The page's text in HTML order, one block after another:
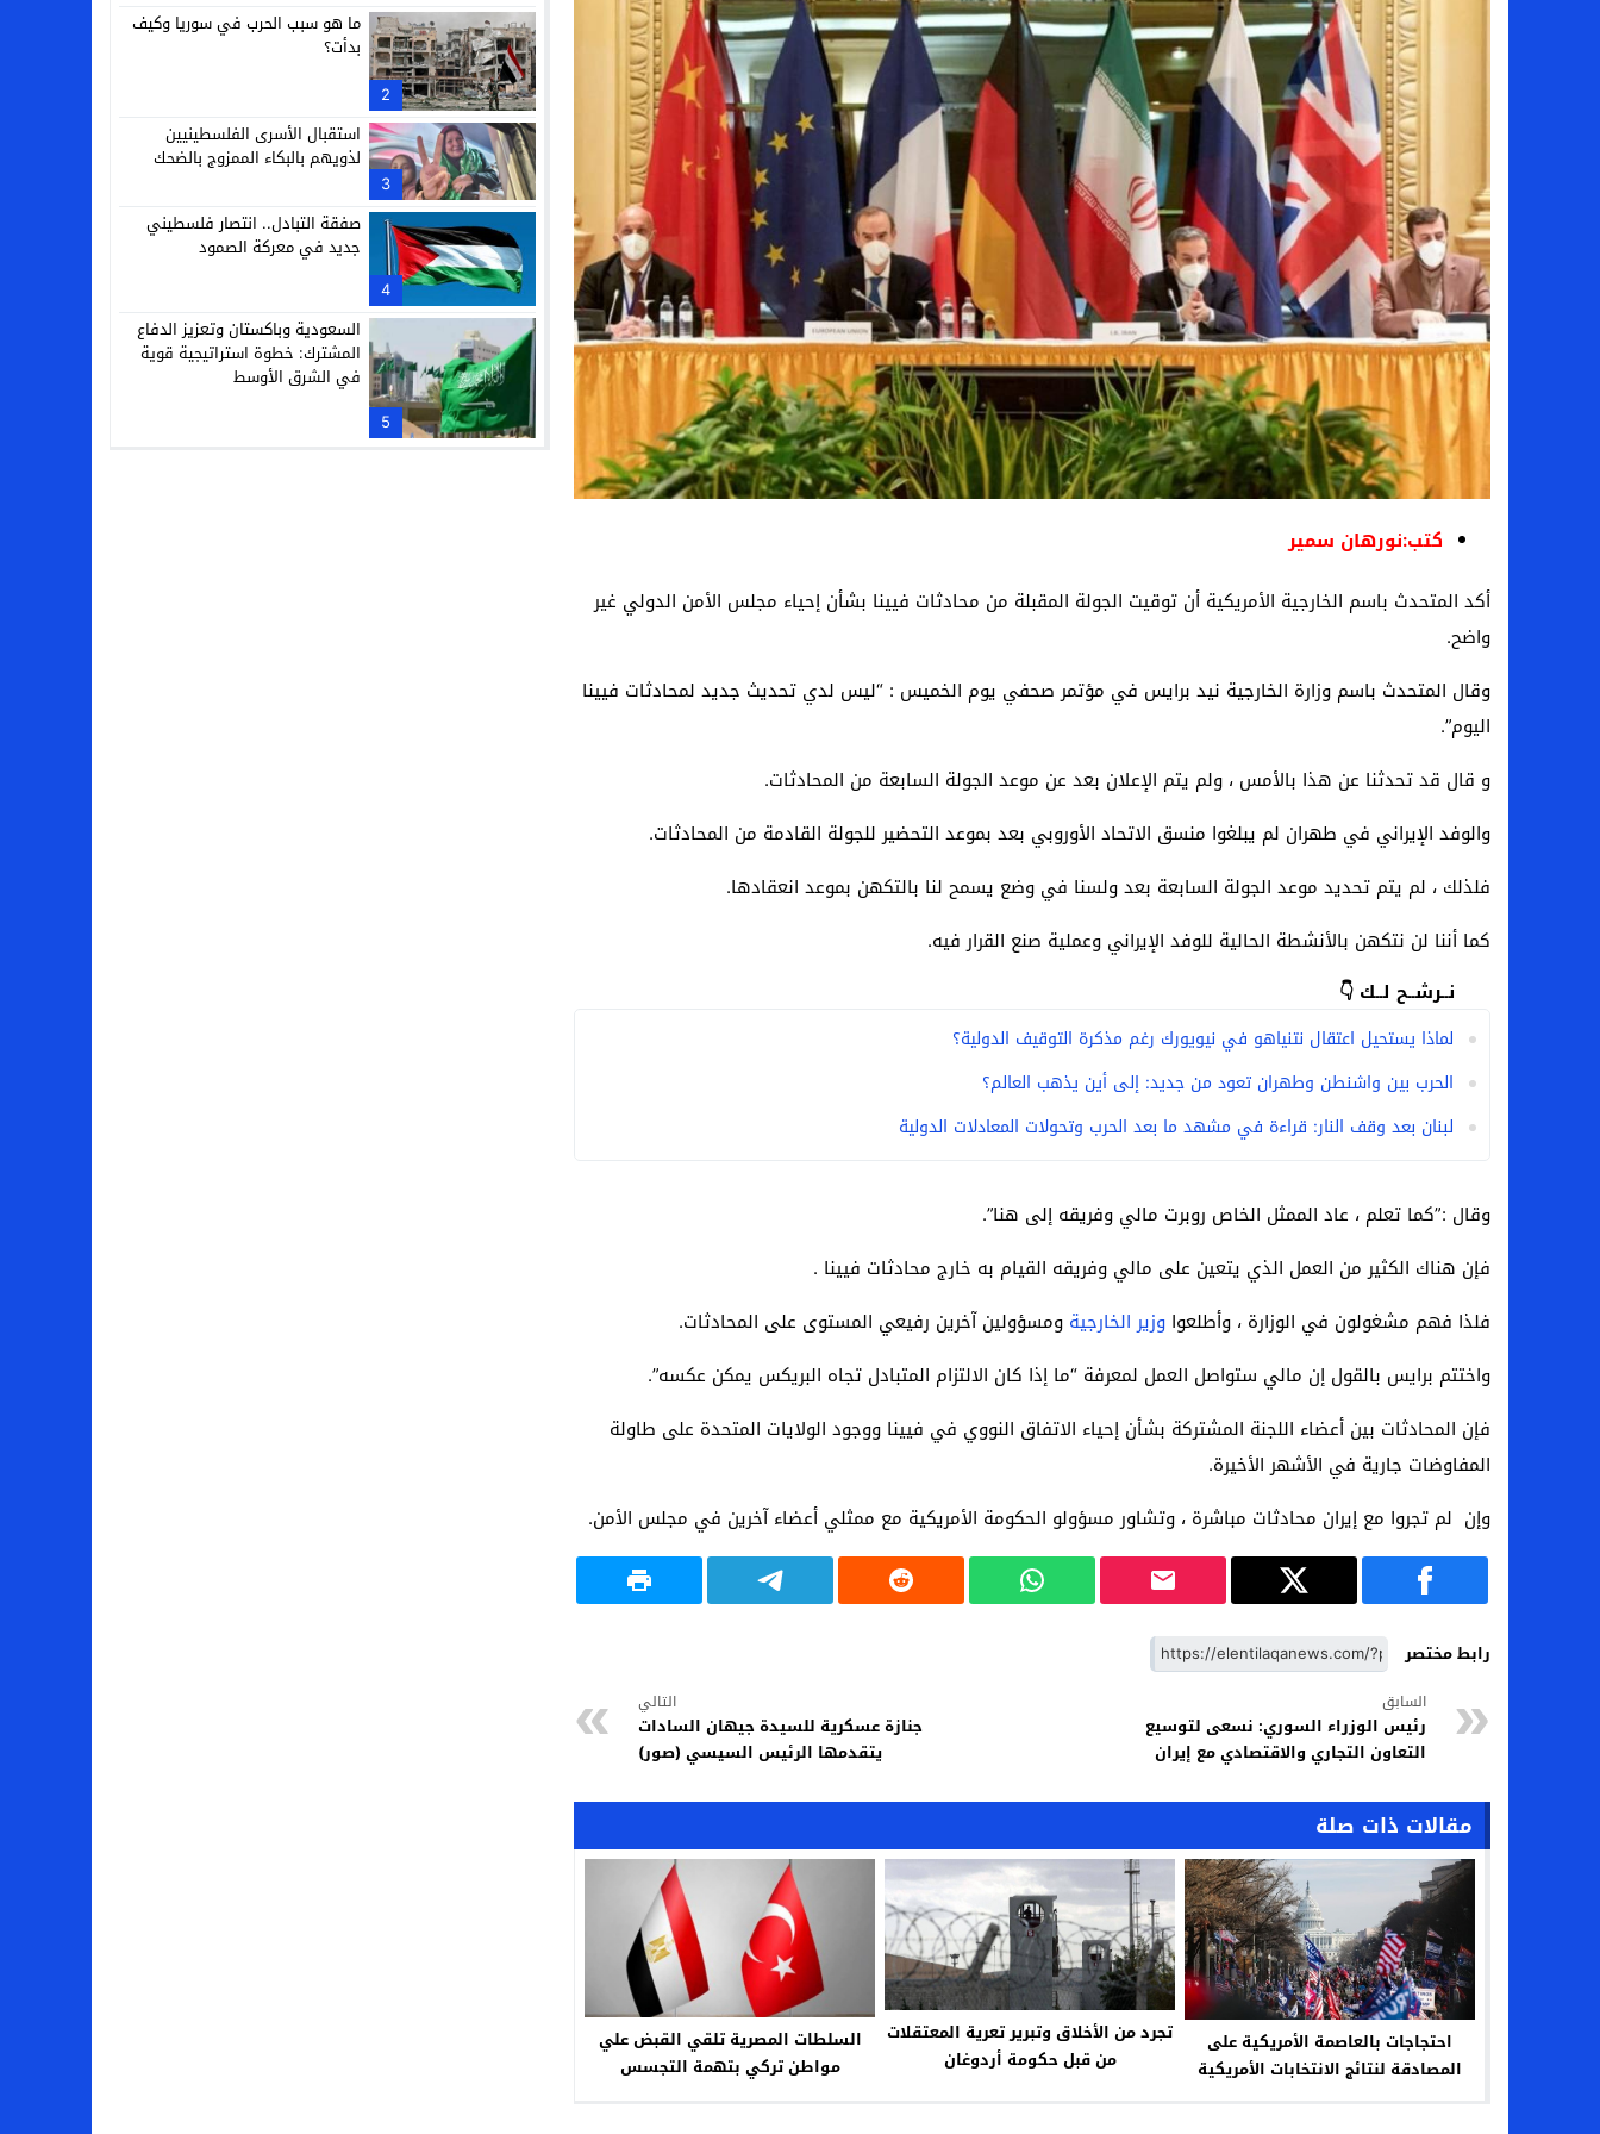
سامو كوستا في معسكر النصر السعودي.. هل انتهت أزمة العالمي المالية؟
إنهاء تعاقد سيف الدين الجزيري مع الزمالك رسميًا
من هي لوز مينديز زوجة إبراهيم دياز بعد خطفها للأنظار؟
الموصل العراقي يعلن ضم المهاجم يوسف أسامة نبيه
كتب:نورهان سمير
أكد المتحدث باسم الخارجية الأمريكية أن توقيت الجولة المقبلة من محادثات فيينا بشأن إحياء مجلس الأمن الدولي غير
واضح.
وقال المتحدث باسم وزارة الخارجية نيد برايس في مؤتمر صحفي يوم الخميس : “ليس لدي تحديث جديد لمحادثات فيينا
اليوم”.
و قال قد تحدثنا عن هذا بالأمس ، ولم يتم الإعلان بعد عن موعد الجولة السابعة من المحادثات.
والوفد الإيراني في طهران لم يبلغوا منسق الاتحاد الأوروبي بعد بموعد التحضير للجولة القادمة من المحادثات.
فلذلك ، لم يتم تحديد موعد الجولة السابعة بعد ولسنا في وضع يسمح لنا بالتكهن بموعد انعقادها.
كما أننا لن نتكهن بالأنشطة الحالية للوفد الإيراني وعملية صنع القرار فيه.
نــرشــح لــك 👇
لماذا يستحيل اعتقال نتنياهو في نيويورك رغم مذكرة التوقيف الدولية؟
الحرب بين واشنطن وطهران تعود من جديد: إلى أين يذهب العالم؟
لبنان بعد وقف النار: قراءة في مشهد ما بعد الحرب وتحولات المعادلات الدولية
وقال :”كما تعلم ، عاد الممثل الخاص روبرت مالي وفريقه إلى هنا”.
فإن هناك الكثير من العمل الذي يتعين على مالي وفريقه القيام به خارج محادثات فيينا .
فلذا فهم مشغولون في الوزارة ، وأطلعوا وزير الخارجية ومسؤولين آخرين رفيعي المستوى على المحادثات.
واختتم برايس بالقول إن مالي ستواصل العمل لمعرفة “ما إذا كان الالتزام المتبادل تجاه البريكس يمكن عكسه”.
فإن المحادثات بين أعضاء اللجنة المشتركة بشأن إحياء الاتفاق النووي في فيينا ووجود الولايات المتحدة على طاولة
المفاوضات جارية في الأشهر الأخيرة.
وإن لم تجروا مع إيران محادثات مباشرة ، وتشاور مسؤولو الحكومة الأمريكية مع ممثلي أعضاء آخرين في مجلس الأمن.
رابط مختصر
السابق
رئيس الوزراء السوري: نسعى لتوسيع
التعاون التجاري والاقتصادي مع إيران
التالي
جنازة عسكرية للسيدة جيهان السادات
يتقدمها الرئيس السيسي (صور)
مقالات ذات صلة
احتجاجات بالعاصمة الأمريكية على
المصادقة لنتائج الانتخابات الأمريكية
تجرد من الأخلاق وتبرير تعرية المعتقلات
من قبل حكومة أردوغان
السلطات المصرية تلقي القبض علي
مواطن تركي بتهمة التجسس
2
ما هو سبب الحرب في سوريا وكيف
بدأت؟
3
استقبال الأسرى الفلسطينيين
لذويهم بالبكاء الممزوج بالضحك
4
صفقة التبادل.. انتصار فلسطيني
جديد في معركة الصمود
5
السعودية وباكستان وتعزيز الدفاع
المشترك: خطوة استراتيجية قوية
في الشرق الأوسط